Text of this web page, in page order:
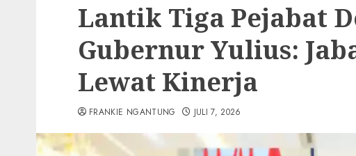
Lantik Tiga Pejabat
Gubernur Yulius:
Lewat Kinerja
FRANKIE NGANTUNG JULI 7, 2026